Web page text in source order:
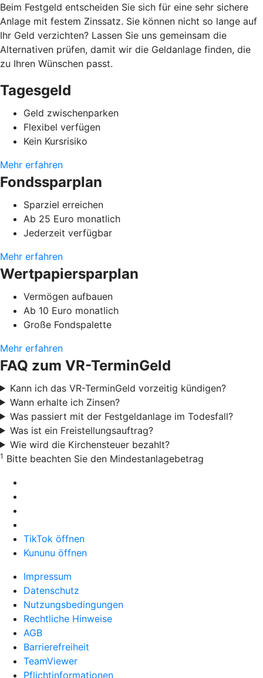
Beim Festgeld entscheiden Sie sich für eine sehr sichere
Anlage mit festem Zinssatz. Sie können nicht so lange auf
Ihr Geld verzichten? Lassen Sie uns gemeinsam die
Alternativen prüfen, damit wir die Geldanlage finden, die
zu Ihren Wünschen passt.
Tagesgeld
Geld zwischenparken
Flexibel verfügen
Kein Kursrisiko
Mehr erfahren
Fondssparplan
Sparziel erreichen
Ab 25 Euro monatlich
Jederzeit verfügbar
Mehr erfahren
Wertpapiersparplan
Vermögen aufbauen
Ab 10 Euro monatlich
Große Fondspalette
Mehr erfahren
FAQ zum VR-TerminGeld
Kann ich das VR-TerminGeld vorzeitig kündigen?
Wann erhalte ich Zinsen?
Was passiert mit der Festgeldanlage im Todesfall?
Was ist ein Freistellungsauftrag?
Wie wird die Kirchensteuer bezahlt?
1 Bitte beachten Sie den Mindestanlagebetrag
TikTok öffnen
Kununu öffnen
Impressum
Datenschutz
Nutzungsbedingungen
Rechtliche Hinweise
AGB
Barrierefreiheit
TeamViewer
Pflichtinformationen